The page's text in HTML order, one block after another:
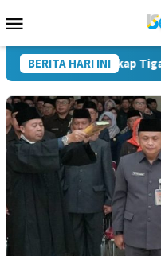
ke
Mobile
BERITA HARI INI
Tangkap Tiga